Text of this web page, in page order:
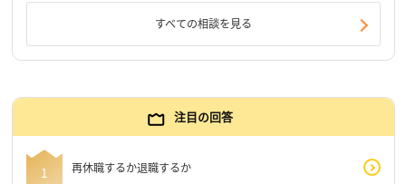
すべての相談を見る
注目の回答
再休職するか退職するか